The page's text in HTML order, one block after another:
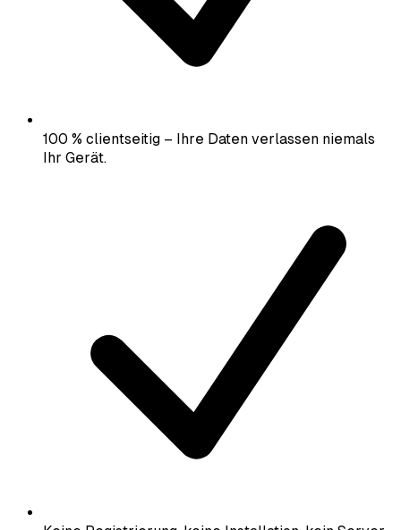
100 % clientseitig – Ihre Daten verlassen niemals
Ihr Gerät.